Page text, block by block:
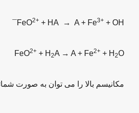
FeO2+ + HA → A + Fe3+
+ OH¯
FeO2+ + H2A → A + Fe2+ + H2
مکانیسم بالا را می توان به صورت